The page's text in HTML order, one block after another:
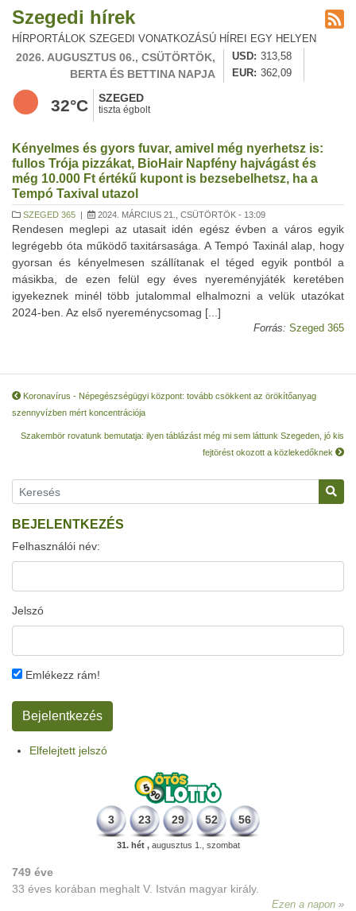
Szegedi hírek
HÍRPORTÁLOK SZEGEDI VONATKOZÁSÚ HÍREI EGY HELYEN
2026. AUGUSZTUS 06., CSÜTÖRTÖK,
BERTA ÉS BETTINA NAPJA
USD
313,58
EUR
362,09
32°C SZEGED
tiszta égbolt
Kényelmes és gyors fuvar, amivel még nyerhetsz is:
fullos Trója pizzákat, BioHair Napfény hajvágást és
még 10.000 Ft értékű kupont is bezsebelhetsz, ha a
Tempó Taxival utazol
SZEGED 365 | 2024. MÁRCIUS 21., CSÜTÖRTÖK - 13:09
Rendesen meglepi az utasait idén egész évben a város egyik
legrégebb óta működő taxitársasága. A Tempó Taxinál alap, hogy
gyorsan és kényelmesen szállítanak el téged egyik pontból a
másikba, de ezen felül egy éves nyereményjáték keretében
igyekeznek minél több jutalommal elhalmozni a velük utazókat
2024-ben. Az első nyereménycsomag [...]
Forrás: Szeged 365
Koronavírus - Népegészségügyi központ: tovább csökkent az örökítőanyag
szennyvízben mért koncentrációja
Szakembör rovatunk bemutatja: ilyen táblázást még mi sem láttunk Szegeden, jó kis
fejtörést okozott a közlekedőknek
BEJELENTKEZÉS
Felhasználói név:
Jelszó
Emlékezz rám!
Elfelejtett jelszó
3 23 29 52 56
31. hét ,augusztus 1., szombat
749 éve
33 éves korában meghalt V. István magyar király.
Ezen a napon